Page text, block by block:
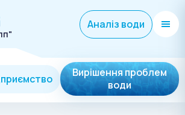
Аналіз води
Вирішення проблем
води